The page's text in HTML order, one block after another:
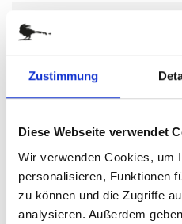
Zustimmung
Diese Webseite verwendet
Wir verwenden Cookies, um
personalisieren, Funktionen
zu können und die Zugriffe
analysieren. Außerdem
Ohne Eindruck
Menge
Die Mindestbestellmenge
9,50 €
(inkl. MwSt.|zzgl. MwSt. )
Staffelpreise ab
0,61 €
zzgl. MwSt., zzgl. Versandkosten
zzgl. Spendenanteil in Höhe von0,26